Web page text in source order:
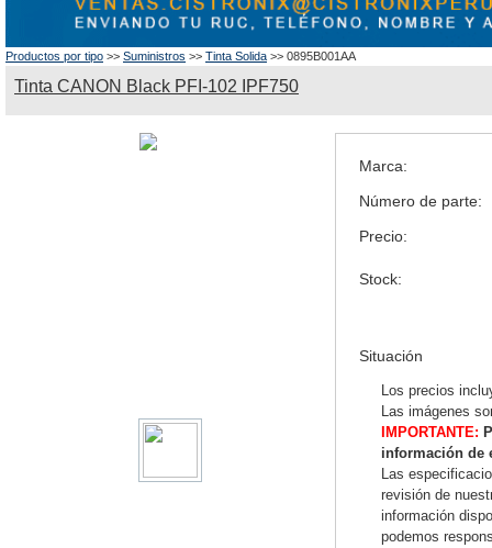
Productos por tipo >> Suministros >> Tinta Solida >> 0895B001AA
Tinta CANON Black PFI-102 IPF750
Marca:
Número de parte:
Precio:
Stock:
Situación
Los precios
Las imágenes
IMPORTANTE:
información de
Las
revisión de
información
podemos